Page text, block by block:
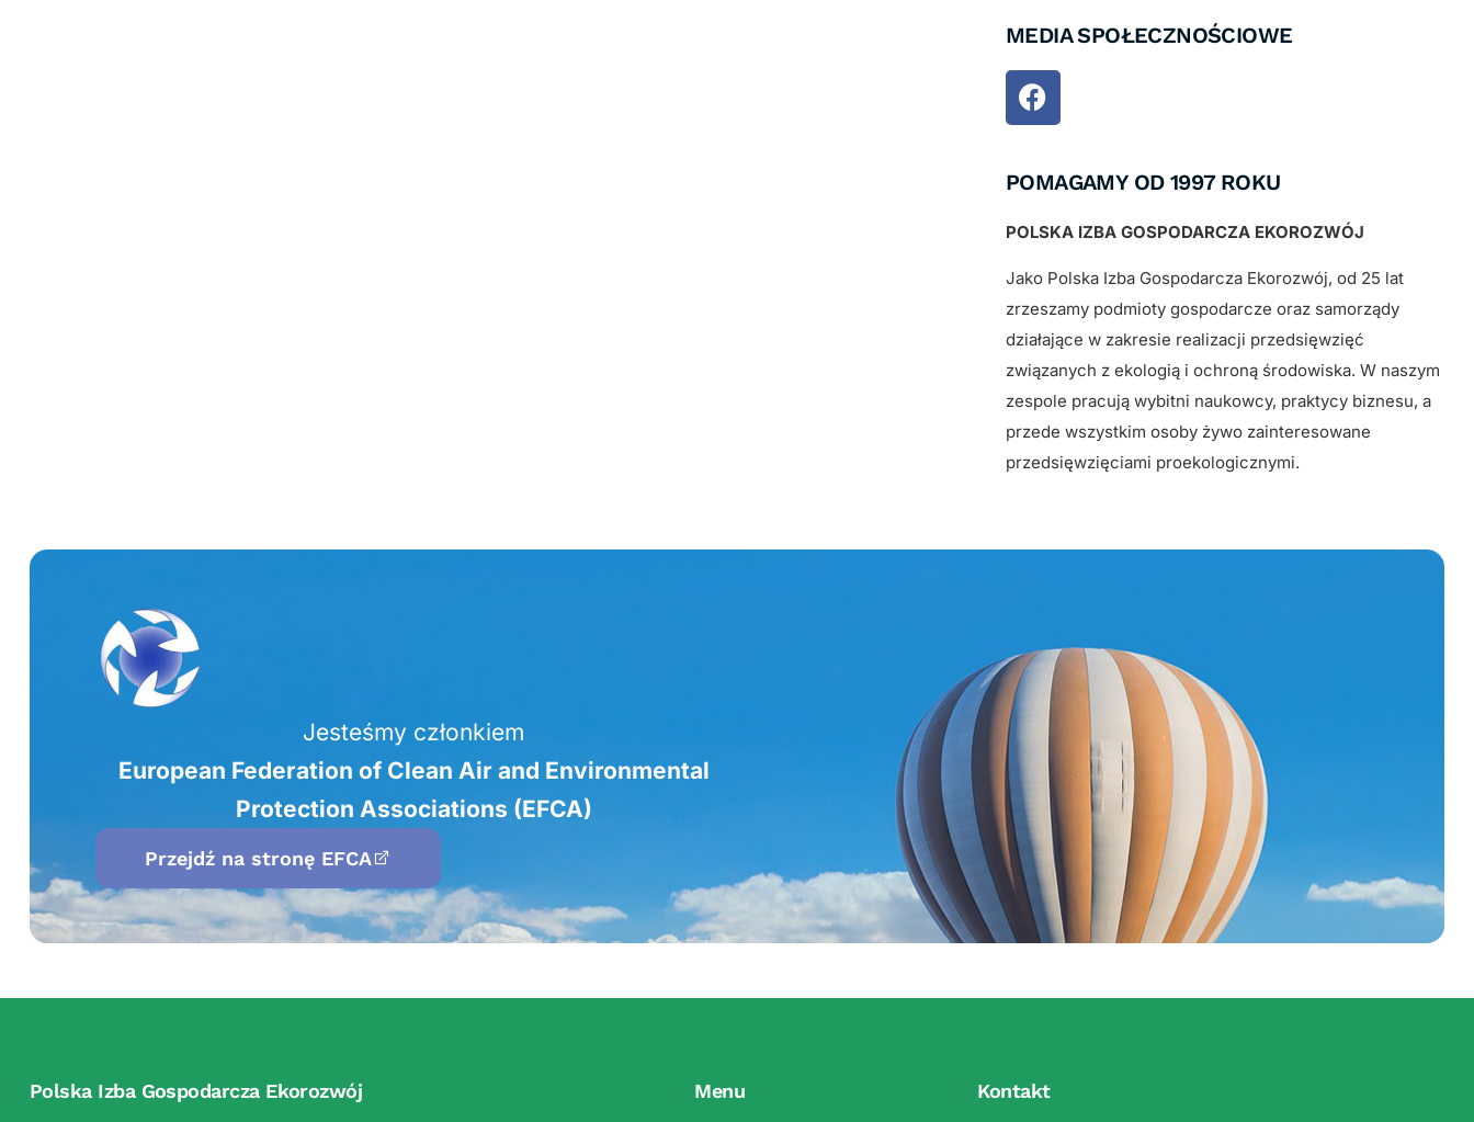
MEDIA SPOŁECZNOŚCIOWE
POMAGAMY OD 1997 ROKU
POLSKA IZBA GOSPODARCZA EKOROZWÓJ
Jako Polska Izba Gospodarcza Ekorozwój, od 25 lat
zrzeszamy podmioty gospodarcze oraz samorządy
działające w zakresie realizacji przedsięwzięć
związanych z ekologią i ochroną środowiska. W naszym
zespole pracują wybitni naukowcy, praktycy biznesu, a
przede wszystkim osoby żywo zainteresowane
przedsięwzięciami proekologicznymi.
Jesteśmy członkiem
European Federation of Clean Air and Environmental
Protection Associations (EFCA)
Przejdź na stronę EFCA
Polska Izba Gospodarcza Ekorozwój Menu Kontakt